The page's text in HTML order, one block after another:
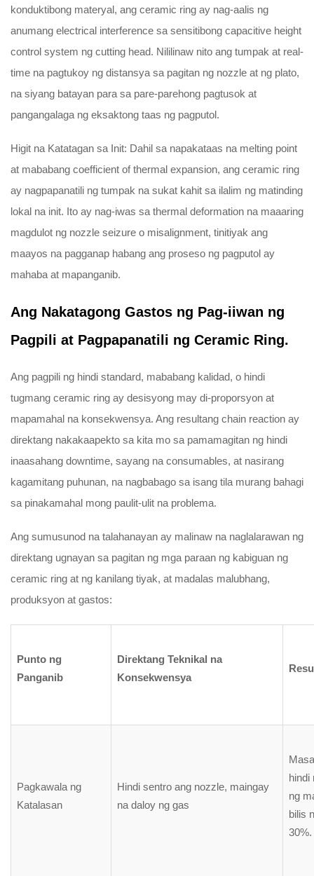
konduktibong materyal, ang ceramic ring ay nag-aalis ng
anumang electrical interference sa sensitibong capacitive height
control system ng cutting head. Nililinaw nito ang tumpak at real-
time na pagtukoy ng distansya sa pagitan ng nozzle at ng plato,
na siyang batayan para sa pare-parehong pagtusok at
pangangalaga ng eksaktong taas ng pagputol.
Higit na Katatagan sa Init: Dahil sa napakataas na melting point
at mababang coefficient of thermal expansion, ang ceramic ring
ay nagpapanatili ng tumpak na sukat kahit sa ilalim ng matinding
lokal na init. Ito ay nag-iwas sa thermal deformation na maaaring
magdulot ng nozzle seizure o misalignment, tinitiyak ang
maayos na pagganap habang ang proseso ng pagputol ay
mahaba at mapanganib.
Ang Nakatagong Gastos ng Pag-iiwan ng
Pagpili at Pagpapanatili ng Ceramic Ring.
Ang pagpili ng hindi standard, mababang kalidad, o hindi
tugmang ceramic ring ay desisyong may di-proporsyon at
mapamahal na konsekwensya. Ang resultang chain reaction ay
direktang nakakaapekto sa kita mo sa pamamagitan ng hindi
inaasahang downtime, sayang na consumables, at nasirang
kagamitang puhunan, na nagbabago sa isang tila murang bahagi
sa pinakamahal mong paulit-ulit na problema.
Ang sumusunod na talahanayan ay malinaw na naglalarawan ng
direktang ugnayan sa pagitan ng mga paraan ng kabiguan ng
ceramic ring at ng kanilang tiyak, at madalas malubhang,
produksyon at gastos:
Punto ng
Panganib
Direktang Teknikal na
Konsekwensya
Pagkawala ng
Katalasan
Hindi sentro ang nozzle, maingay
na daloy ng gas
hindi
ng
bilis
30%.